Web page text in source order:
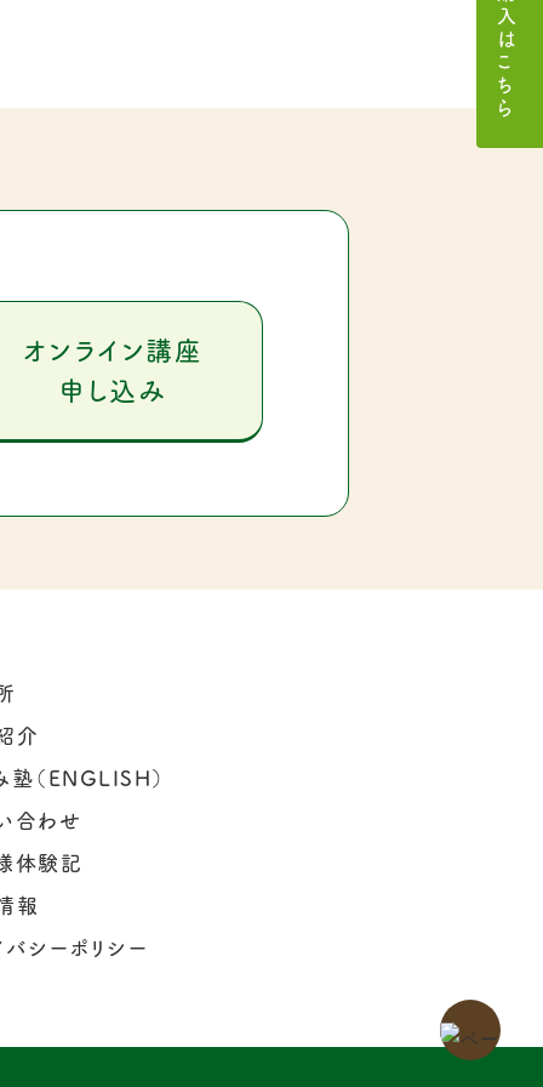
オンライン講座
申し込み
介
塾（ENGLISH）
合わせ
体験記
報
バシーポリシー